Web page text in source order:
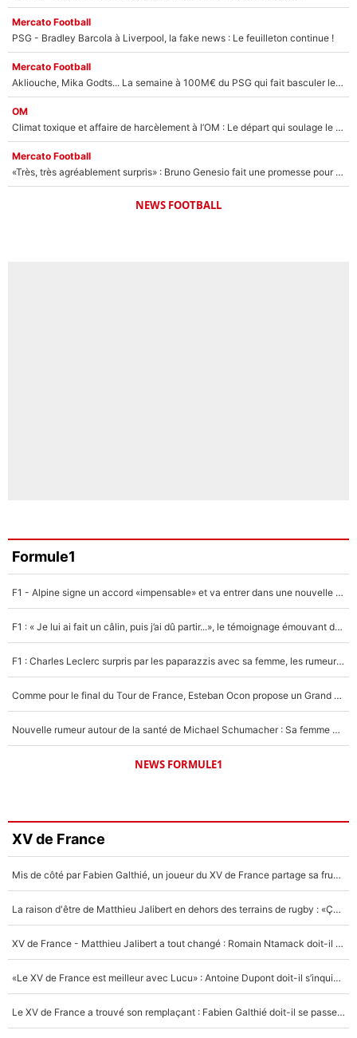
Mercato Football
PSG - Bradley Barcola à Liverpool, la fake news : Le feuilleton continue !
Mercato Football
Akliouche, Mika Godts... La semaine à 100M€ du PSG qui fait basculer le mercato du PSG !
OM
Climat toxique et affaire de harcèlement à l’OM : Le départ qui soulage le vestiaire de Bruno Genesio
Mercato Football
«Très, très agréablement surpris» : Bruno Genesio fait une promesse pour la suite du mercato de l’OM et rassure les supporters
NEWS FOOTBALL
Formule1
F1 - Alpine signe un accord «impensable» et va entrer dans une nouvelle dimension : Grande nouvelle pour Pierre Gasly !
F1 : « Je lui ai fait un câlin, puis j’ai dû partir...», le témoignage émouvant de Max Verstappen sur sa fille
F1 : Charles Leclerc surpris par les paparazzis avec sa femme, les rumeurs étaient vraies !
Comme pour le final du Tour de France, Esteban Ocon propose un Grand Prix de Formule 1 à Paris : «Autour de l’Arc de Triomphe, ce serait génial» !
Nouvelle rumeur autour de la santé de Michael Schumacher : Sa femme Corinna sort du silence
NEWS FORMULE1
XV de France
Mis de côté par Fabien Galthié, un joueur du XV de France partage sa frustration : «ils ne me l’ont pas dit tout de suite»
La raison d'être de Matthieu Jalibert en dehors des terrains de rugby : «Ça m'atteint autant que si tu touches à un membre de ma famille»
XV de France - Matthieu Jalibert a tout changé : Romain Ntamack doit-il s’inquiéter pour sa place à un an de la Coupe du monde ?
«Le XV de France est meilleur avec Lucu» : Antoine Dupont doit-il s’inquiéter pour sa place ?
Le XV de France a trouvé son remplaçant : Fabien Galthié doit-il se passer d'Antoine Dupont ?